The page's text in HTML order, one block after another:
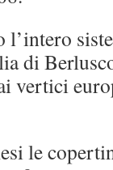
di
vertici
le